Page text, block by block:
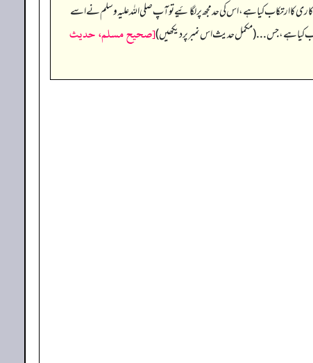
کا ارتکاب کیا ہے، اس کی حد مجھ پر لگائیے تو آپ صلی اللہ علیہ وسلم نے اسے
کیا ہے، جس... (مکمل حدیث اس نمبر پر دیکھیں)[صحيح مسلم، حديث